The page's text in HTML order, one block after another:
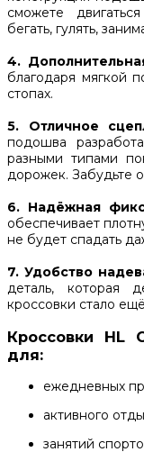
сможете
бегать, гулять,
4.
благодаря мягкой
стопах.
5. Отличное
подошва
разными типами
дорожек. Забудьте
6. Надёжная
обеспечивает
не будет спадать
7. Удобство
деталь, которая
кроссовки стало
Кроссовки HL
для:
ежедневных
активного
занятий